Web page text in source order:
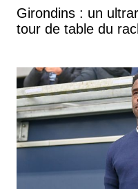
Girondins : un
tour de table du